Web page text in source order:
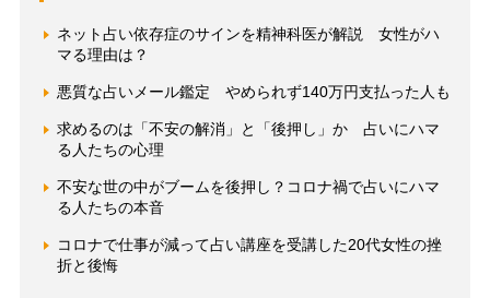
ネット占い依存症のサインを精神科医が解説 女性がハ
マる理由は？
悪質な占いメール鑑定 やめられず140万円支払った人も
求めるのは「不安の解消」と「後押し」か 占いにハマ
る人たちの心理
不安な世の中がブームを後押し？コロナ禍で占いにハマ
る人たちの本音
コロナで仕事が減って占い講座を受講した20代女性の挫
折と後悔